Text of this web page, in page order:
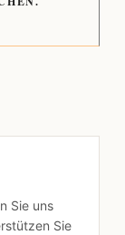
Sie uns
Sie